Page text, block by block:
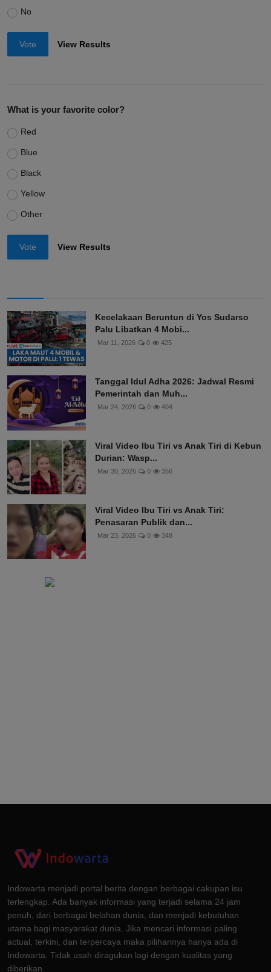
No
Vote View Results
What is your favorite color?
Red
Blue
Black
Yellow
Other
Vote View Results
Kecelakaan Beruntun di Yos Sudarso
Palu Libatkan 4 Mobi...
Mar 11, 2026 0 425
Tanggal Idul Adha 2026: Jadwal Resmi
Pemerintah dan Muh...
Mar 24, 2026 0 404
Viral Video Ibu Tiri vs Anak Tiri di Kebun
Durian: Wasp...
Mar 30, 2026 0 356
Viral Video Ibu Tiri vs Anak Tiri:
Penasaran Publik dan...
Mar 23, 2026 0 348
Indowarta menjadi portal berita dengan berbagai cakupan isu
terlengkap. Ada banyak informasi yang terjadi selama 24 jam
penuh, dari berbagai belahan dunia, dan menjadi kebutuhan
utama bagi masyarakat dunia. Jika mencari informasi paling
actual, terkini, dan terpercaya maka pilihannya hanya ada di
Indowarta. Tidak usah diragukan lagi dengan kualitas yang
diberikan.